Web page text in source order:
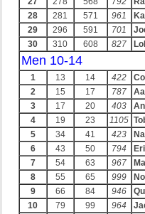
28
281 571 961
29
296 591 701
30
310 608 827
Men 10-14
1 13 14 422
2
15 17 787
3
17 20 403
4
19 23 1105
5
34 41 423
6
43 50 794
7
54 63 967
8
55 65 999
9
66 84 946
10
79 99 964